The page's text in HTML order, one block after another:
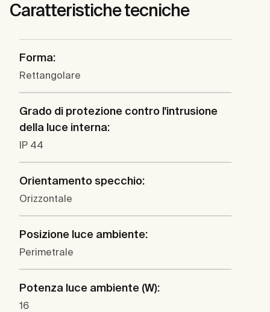
Caratteristiche tecniche
Forma:
Rettangolare
Grado di protezione contro l'intrusione
della luce interna:
IP 44
Orientamento specchio:
Orizzontale
Posizione luce ambiente:
Perimetrale
Potenza luce ambiente (W):
16